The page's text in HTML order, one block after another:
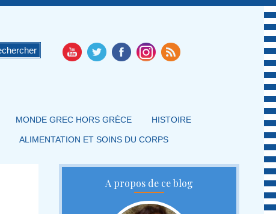
MONDE GREC HORS GRÈCE HISTOIRE
ALIMENTATION ET SOINS DU CORPS
A propos de ce blog